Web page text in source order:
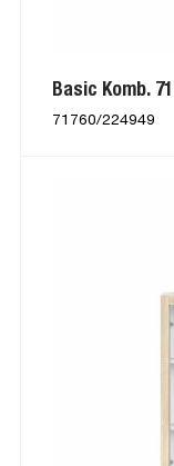
Basic Komb.
71760/224949